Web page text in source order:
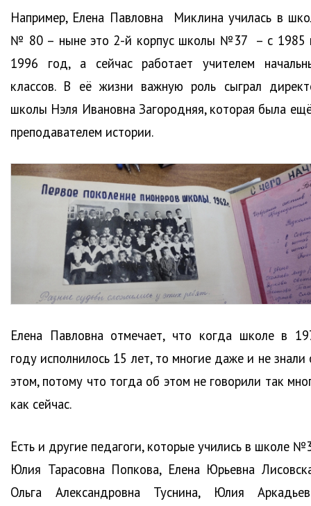
Например, Елена Павловна Миклина училась в
№ 80 – ныне это 2-й корпус школы №37 – с 1985
1996 год, а сейчас работает учителем
классов. В её жизни важную роль сыграл
школы Нэля Ивановна Загородняя, которая была
преподавателем истории.
Елена Павловна отмечает, что когда школе в
году исполнилось 15 лет, то многие даже и не знали
этом, потому что тогда об этом не говорили так
как сейчас.
Есть и другие педагоги, которые учились в школе
Юлия Тарасовна Попкова, Елена Юрьевна
Ольга Александровна Туснина, Юлия